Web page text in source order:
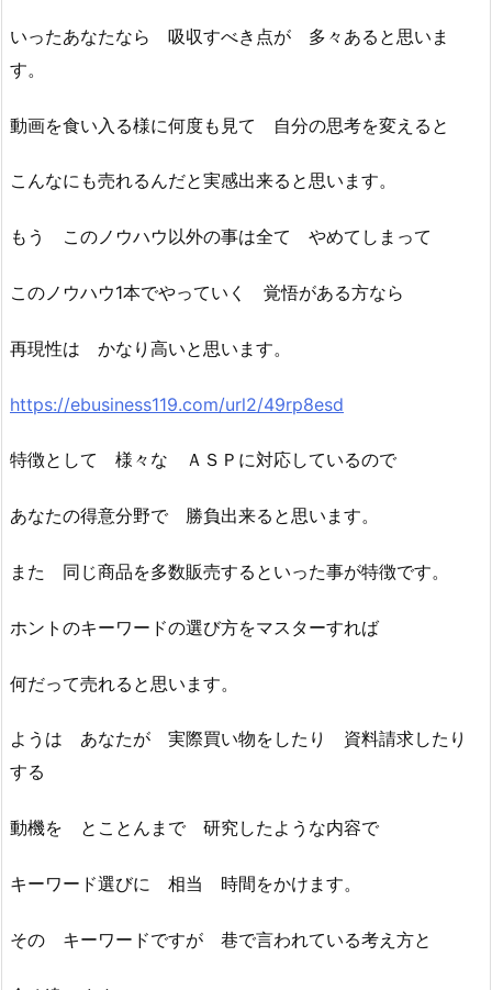
いったあなたなら 吸収すべき点が 多々あると思いま
す。
動画を食い入る様に何度も見て 自分の思考を変えると
こんなにも売れるんだと実感出来ると思います。
もう このノウハウ以外の事は全て やめてしまって
このノウハウ1本でやっていく 覚悟がある方なら
再現性は かなり高いと思います。
https://ebusiness119.com/url2/49rp8esd
特徴として 様々な ＡＳＰに対応しているので
あなたの得意分野で 勝負出来ると思います。
また 同じ商品を多数販売するといった事が特徴です。
ホントのキーワードの選び方をマスターすれば
何だって売れると思います。
ようは あなたが 実際買い物をしたり 資料請求したり
する
動機を とことんまで 研究したような内容で
キーワード選びに 相当 時間をかけます。
その キーワードですが 巷で言われている考え方と